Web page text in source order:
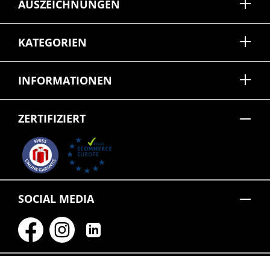
AUSZEICHNUNGEN
KATEGORIEN
INFORMATIONEN
ZERTIFIZIERT
SOCIAL MEDIA